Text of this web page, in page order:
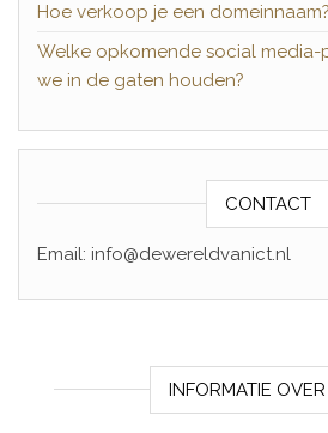
Hoe verkoop je een domeinnaam?
Welke opkomende social media-
we in de gaten houden?
CONTACT
Email: info@dewereldvanict.nl
INFORMATIE